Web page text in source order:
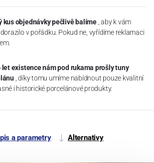
kus objednávky pečlivě balíme , aby k vám
v pořádku. Pokud ne, vyřídíme reklamaci
let existence nám pod rukama prošly tuny
, díky tomu umíme nabídnout pouze kvalitní
i historické porcelánové produkty.
a parametry Alternativy